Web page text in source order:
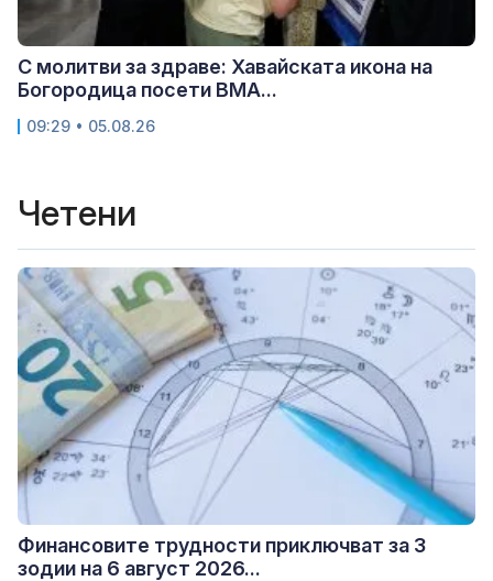
С молитви за здраве: Хавайската икона на
Богородица посети ВМА...
09:29 • 05.08.26
Четени
Финансовите трудности приключват за 3
зодии на 6 август 2026...